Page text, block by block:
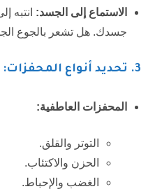
الاستماع إلى الجسد: انتبه
جسدك. هل تشعر بالجوع
3. تحديد أنواع المحفزات:
المحفزات العاطفية:
التوتر والقلق.
الحزن والاكتئاب.
الغضب والإحباط.